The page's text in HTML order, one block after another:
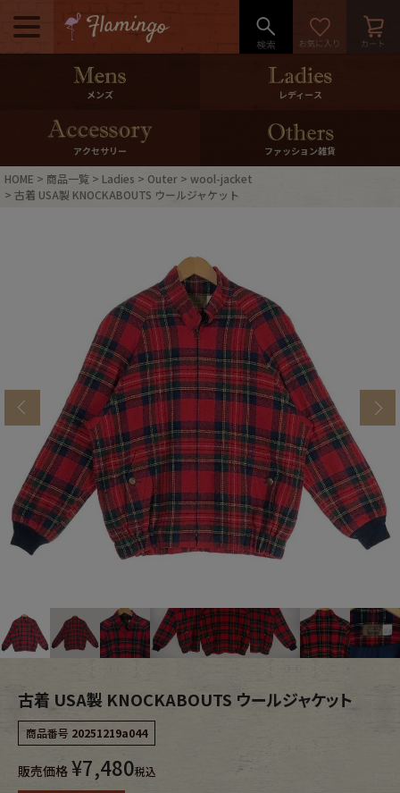
メニュー
500pt＆10％Offクーポンプレゼン
10％0ffクーポンプレゼント
ログイン・会員登録 LINE ID連携
International Shipping
店舗紹介 特集一覧
ブランドから探す スタッフコーディネート
年代から探す 古着卸DOCK
メンズ商品カテゴリーから探す
Bottoms Fafatt
レディース商品カテゴリーから探す
Tops
メンズ レディース
アクセサリー ファッション雑貨
HOME 商品一覧 Ladies Outer
wool-jacket
古着 USA製 KNOCKABOUTS ウールジャケット
古着 USA製 KNOCKABOUTS ウールジャケット
商品番号 20251219a044
販売価格 ¥7,480税込